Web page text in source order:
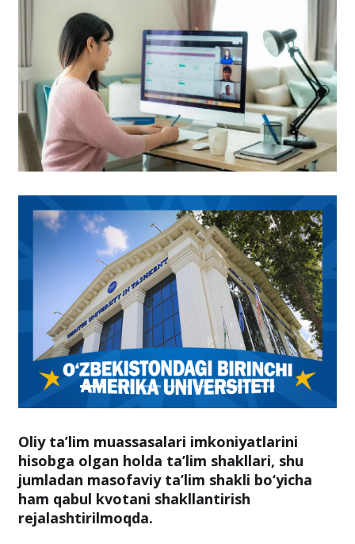
Oliy ta’lim muassasalari imkoniyatlarini
hisobga olgan holda ta’lim shakllari, shu
jumladan masofaviy ta’lim shakli bo‘yicha
ham qabul kvotani shakllantirish
rejalashtirilmoqda.